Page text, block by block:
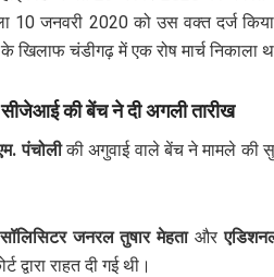
10 जनवरी 2020 को उस वक्त दर्ज
चंडीगढ़ में एक रोष मार्च निकाला
सीजेआई की बेंच ने दी अगली तारीख
पंचोलीकी अगुवाई वाले बेंच ने मामले की
सॉलिसिटर जनरल तुषार मेहताऔर
राहत दी गई थी।